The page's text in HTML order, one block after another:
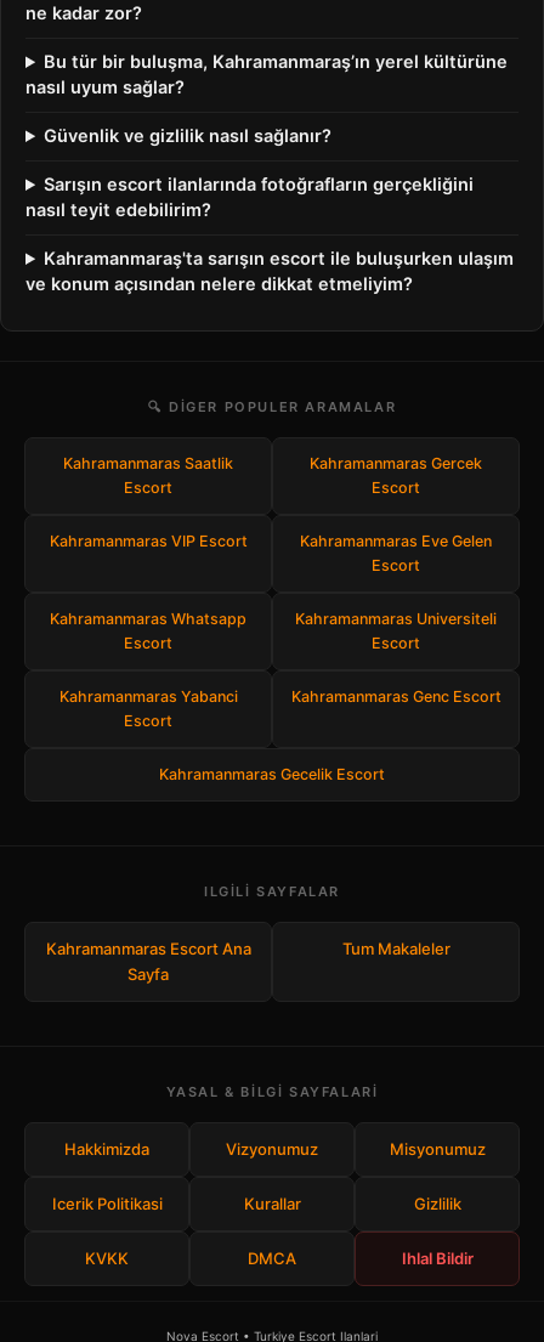
ne kadar zor?
Bu tür bir buluşma, Kahramanmaraş’ın yerel kültürüne
nasıl uyum sağlar?
Güvenlik ve gizlilik nasıl sağlanır?
Sarışın escort ilanlarında fotoğrafların gerçekliğini
nasıl teyit edebilirim?
Kahramanmaraş'ta sarışın escort ile buluşurken ulaşım
ve konum açısından nelere dikkat etmeliyim?
🔍 DIGER POPULER ARAMALAR
Kahramanmaras Saatlik
Escort
Kahramanmaras Gercek
Escort
Kahramanmaras VIP Escort
Kahramanmaras Eve Gelen
Escort
Kahramanmaras Whatsapp
Escort
Kahramanmaras Universiteli
Escort
Kahramanmaras Yabanci
Escort
Kahramanmaras Genc Escort
Kahramanmaras Gecelik Escort
ILGILI SAYFALAR
Kahramanmaras Escort Ana
Sayfa
Tum Makaleler
YASAL & BILGI SAYFALARI
Hakkimizda Vizyonumuz Misyonumuz
Icerik Politikasi Kurallar Gizlilik
KVKK DMCA Ihlal Bildir
Nova Escort • Turkiye Escort Ilanlari